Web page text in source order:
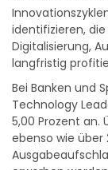
identifizieren,
Digitalisierung,
langfristig
Bei Banken und
Technology
5,00 Prozent an.
ebenso wie